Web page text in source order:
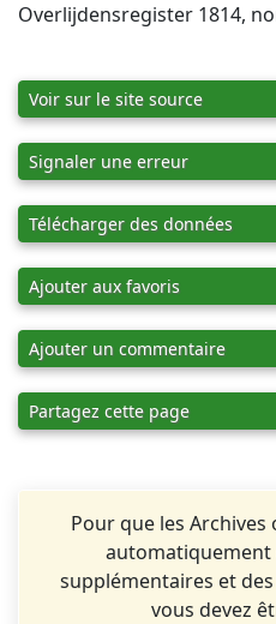
Overlijdensregister 1814,
Voir sur le site source
Signaler une erreur
Télécharger des données
Ajouter aux favoris
Ajouter un commentaire
Partagez cette page
Pour que les
supplémentaires et
vous devez